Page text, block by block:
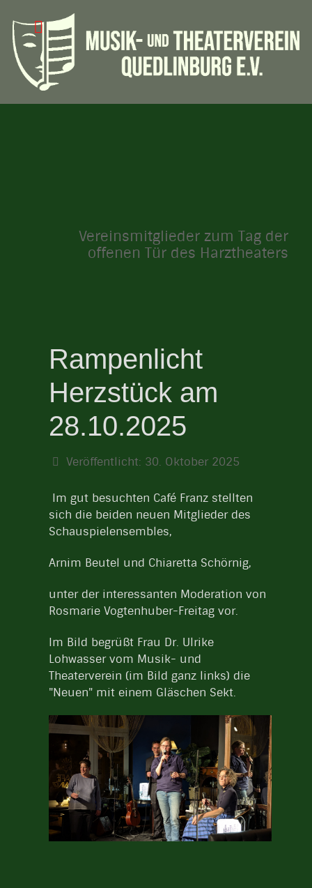
Vereinsmitglieder zum Tag der
offenen Tür des Harztheaters
Rampenlicht
Herzstück am
28.10.2025
Veröffentlicht: 30. Oktober 2025
Im gut besuchten Café Franz stellten
sich die beiden neuen Mitglieder des
Schauspielensembles,
Arnim Beutel und Chiaretta Schörnig,
unter der interessanten Moderation von
Rosmarie Vogtenhuber-Freitag vor.
Im Bild begrüßt Frau Dr. Ulrike
Lohwasser vom Musik- und
Theaterverein (im Bild ganz links) die
"Neuen" mit einem Gläschen Sekt.